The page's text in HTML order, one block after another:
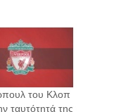
του Κλοπ
ταυτότητά της